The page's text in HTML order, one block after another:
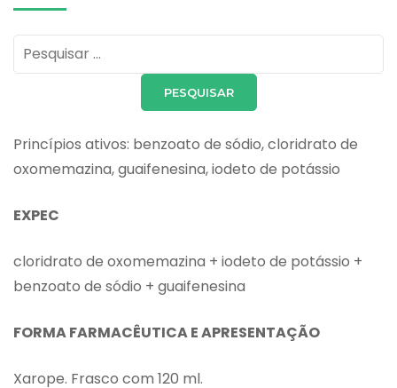
Pesquisar
por:
Princípios ativos: benzoato de sódio, cloridrato de
oxomemazina, guaifenesina, iodeto de potássio
EXPEC
cloridrato de oxomemazina + iodeto de potássio +
benzoato de sódio + guaifenesina
FORMA FARMACÊUTICA E APRESENTAÇÃO
Xarope. Frasco com 120 ml.